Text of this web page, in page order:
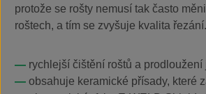
protože se rošty nemusí tak často
roštech, a tím se zvyšuje kvalita řezání.
rychlejší čištění roštů a
obsahuje keramické přísady, které